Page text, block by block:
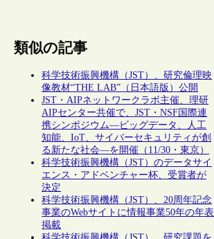
類似の記事
科学技術振興機構（JST）、研究倫理映
像教材“THE LAB”（日本語版）公開
JST・AIPネットワークラボ主催、理研
AIPセンター共催で、JST・NSF国際連
携シンポジウム―ビッグデータ、人工
知能、IoT、サイバーセキュリティが創
る新たな社会―を開催（11/30・東京）
科学技術振興機構（JST）のデータサイ
エンス・アドベンチャー杯、受賞者が
決定
科学技術振興機構（JST）、20周年記念
事業のWebサイトに情報事業50年の年表
掲載